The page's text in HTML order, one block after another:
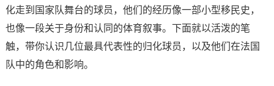
化走到国家队舞台的球员，他们的经历像一部小型移民史，
也像一段关于身份和认同的体育叙事。下面就以活泼的笔
触，带你认识几位最具代表性的归化球员，以及他们在法国
队中的角色和影响。